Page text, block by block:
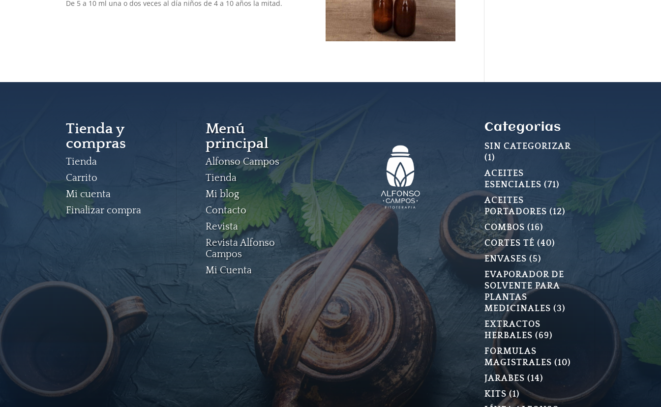
De 5 a 10 ml una o dos veces al día niños de 4 a 10 años la mitad.
Tienda y
compras
Tienda
Carrito
Mi cuenta
Finalizar compra
Menú
principal
Alfonso Campos
Tienda
Mi blog
Contacto
Revista
Revista Alfonso
Campos
Mi Cuenta
Categorias
SIN CATEGORIZAR
11
PRODUCTO
ACEITES
ESENCIALES
7171
ACEITES
PORTADORES
1212
COMBOS 1616
PRODUCTOS
CORTES TÉ 4040
ENVASES 55
PRODUCTOS
EVAPORADOR DE
SOLVENTE PARA
PLANTAS
MEDICINALES
33
PRODUCTOS
EXTRACTOS
HERBALES
6969
FORMULAS
MAGISTRALES
1010
PRODUCTOS
JARABES 1414
PRODUCTOS
KITS 11